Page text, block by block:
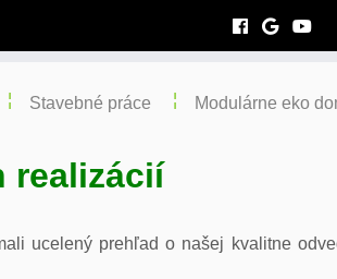
Stavebné práce Modulárne eko
realizácií
ucelený prehľad o našej kvalitne